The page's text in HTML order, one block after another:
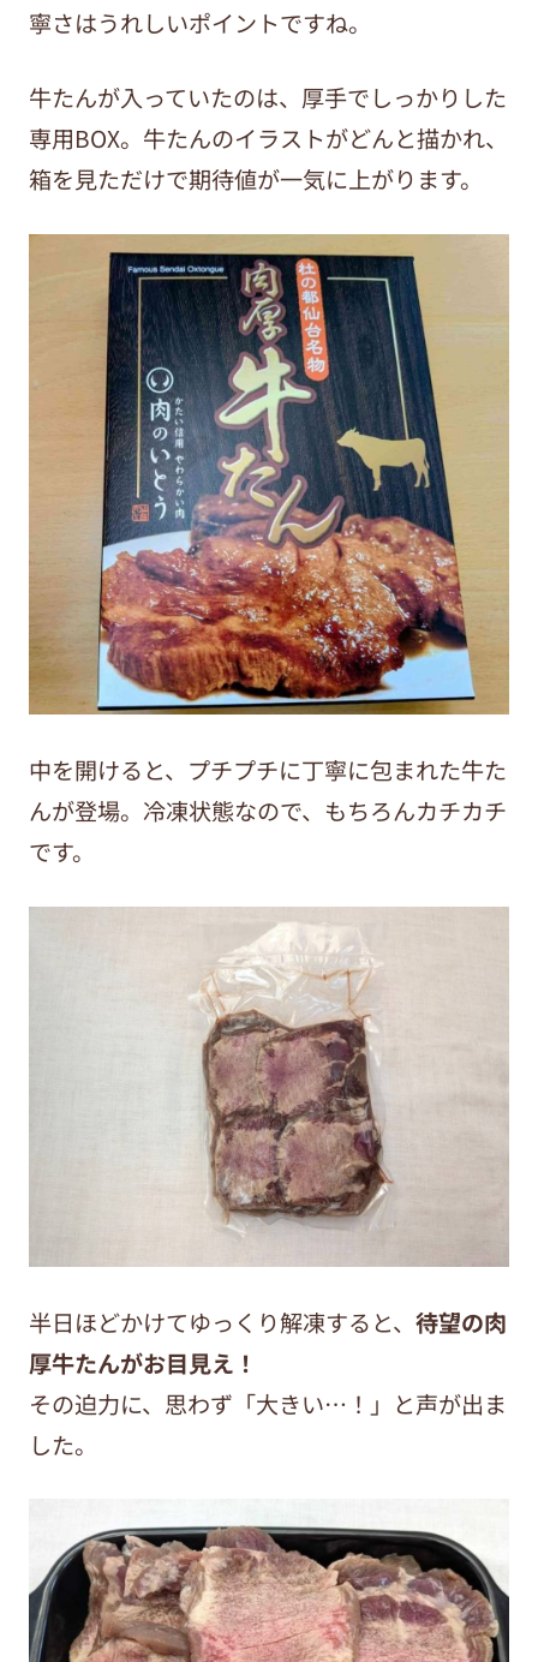
寧さはうれしいポイントですね。
牛たんが入っていたのは、厚手でしっかりした
専用BOX。牛たんのイラストがどんと描かれ、
箱を見ただけで期待値が一気に上がります。
中を開けると、プチプチに丁寧に包まれた牛た
んが登場。冷凍状態なので、もちろんカチカチ
です。
半日ほどかけてゆっくり解凍すると、 待望の肉
厚牛たんがお目見え！
その迫力に、思わず「大きい… ！」と声が出ま
した。